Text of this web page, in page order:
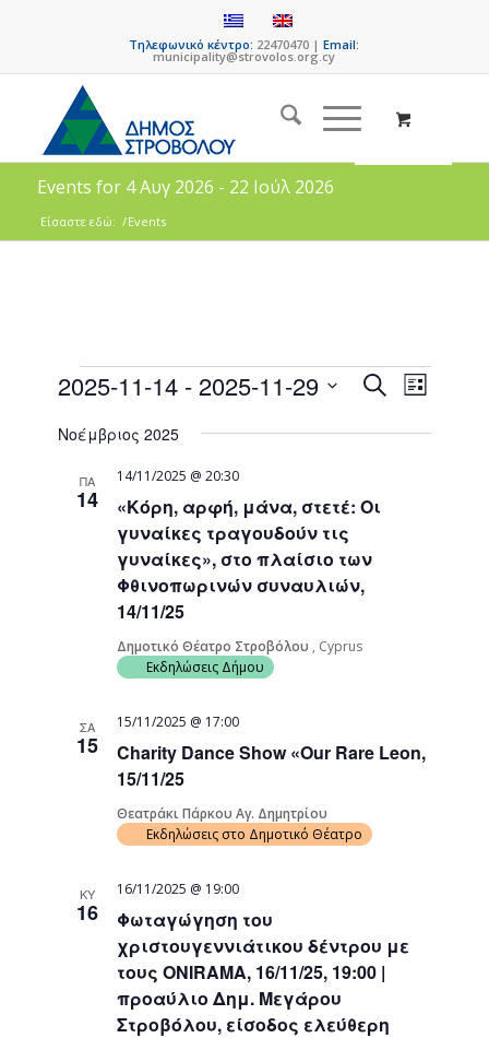
Τηλεφωνικό κέντρο: 22470470 |Email:
municipality@strovolos.org.cy
Events for 4 Αυγ 2026 - 22 Ιούλ 2026
Είσαστε εδώ: /Events
Events
SearchEvent
Views
List
2025-11-14 - 2025-11-29
date.
Νοέμβριος 2025
ΠΑ
14
«Κόρη, αρφή, μάνα, στετέ: Οι
γυναίκες τραγουδούν τις
γυναίκες», στο πλαίσιο των
Φθινοπωρινών συναυλιών,
14/11/25
14/11/2025 @ 20:30
Δημοτικό Θέατρο Στροβόλου , Cyprus
Εκδηλώσεις Δήμου
ΣΑ
15
Charity Dance Show «Our Rare Leon,
15/11/25
15/11/2025 @ 17:00
Θεατράκι Πάρκου Αγ. Δημητρίου
Εκδηλώσεις στο Δημοτικό Θέατρο
ΚΥ
16
Φωταγώγηση του
χριστουγεννιάτικου δέντρου με
τους ONIRAMA, 16/11/25, 19:00 |
προαύλιο Δημ. Μεγάρου
Στροβόλου, είσοδος ελεύθερη
16/11/2025 @ 19:00